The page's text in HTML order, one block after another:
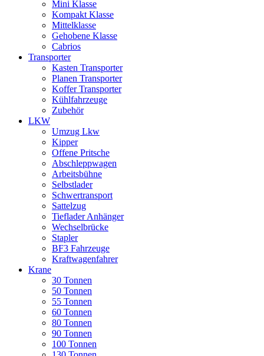
Mini Klasse
Kompakt Klasse
Mittelklasse
Gehobene Klasse
Cabrios
Transporter
Kasten Transporter
Planen Transporter
Koffer Transporter
Kühlfahrzeuge
Zubehör
LKW
Umzug Lkw
Kipper
Offene Pritsche
Abschleppwagen
Arbeitsbühne
Selbstlader
Schwertransport
Sattelzug
Tieflader Anhänger
Wechselbrücke
Stapler
BF3 Fahrzeuge
Kraftwagenfahrer
Krane
30 Tonnen
50 Tonnen
55 Tonnen
60 Tonnen
80 Tonnen
90 Tonnen
100 Tonnen